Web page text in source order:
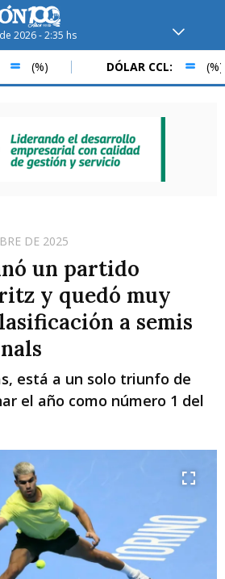
2026 - 2:35 hs
ver clima
Mín / Máx
Humedad
Presión
Lun
(%) DÓLAR CCL: (%)
DE 2025
un partido
y quedó muy
a semis
está a un solo triunfo de
el año como número 1 del